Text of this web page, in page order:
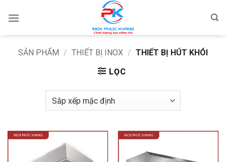
qua
SẢN PHẨM / THIẾT BỊ INOX / THIẾT BỊ HÚT KHÓI
LỌC